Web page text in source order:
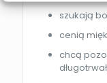
szukają
cenią
chcą